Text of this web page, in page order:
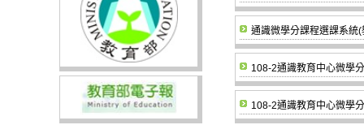
通識微學分課程選課系統
108-2通識教育中心微學
108-2通識教育中心微學